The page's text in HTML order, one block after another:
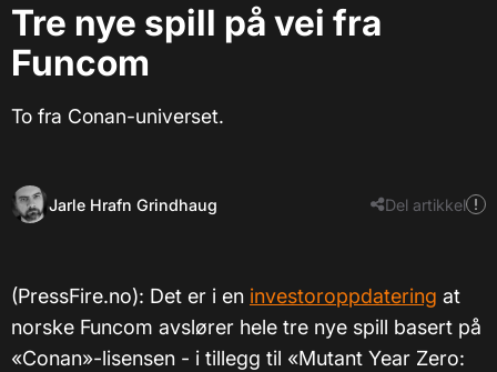
Tre nye spill på vei fra
Funcom
To fra Conan-universet.
Jarle Hrafn Grindhaug Del artikkel
(PressFire.no): Det er i en investoroppdatering at
norske Funcom avslører hele tre nye spill basert på
«Conan»-lisensen - i tillegg til «Mutant Year Zero: